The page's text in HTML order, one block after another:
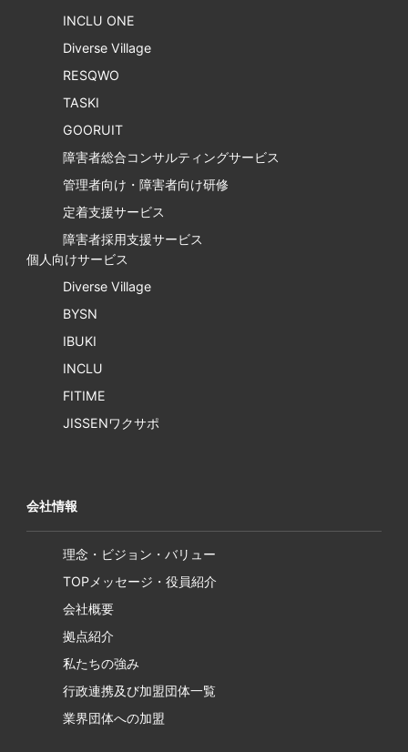
INCLU ONE
Diverse Village
RESQWO
TASKI
GOORUIT
障害者総合コンサルティングサービス
管理者向け・障害者向け研修
定着支援サービス
障害者採用支援サービス
個人向けサービス
Diverse Village
BYSN
IBUKI
INCLU
FITIME
JISSENワクサポ
会社情報
理念・ビジョン・バリュー
TOPメッセージ・役員紹介
会社概要
拠点紹介
私たちの強み
行政連携及び加盟団体一覧
業界団体への加盟